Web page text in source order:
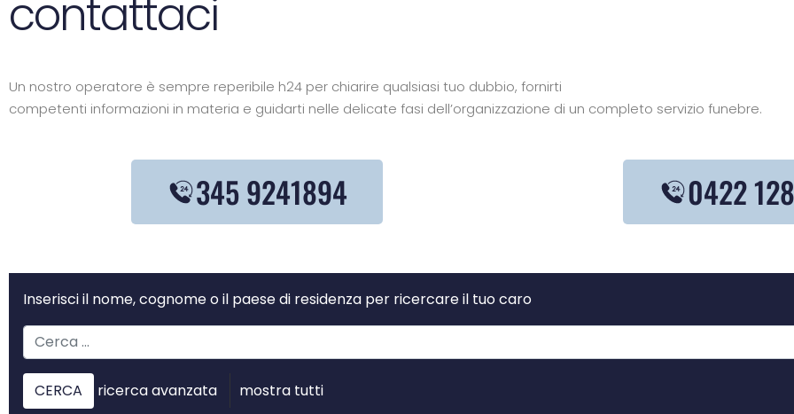
contattaci
Un nostro operatore è sempre reperibile h24 per chiarire qualsiasi tuo dubbio, fornirti
competenti informazioni in materia e guidarti nelle delicate fasi dell’organizzazione di un completo servizio funebre.
345 9241894 0422
Inserisci il nome, cognome o il paese di residenza per ricercare il tuo caro
ricerca avanzata mostra tutti